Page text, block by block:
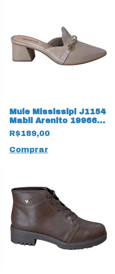
Mule Mississipi J1154
Mabli Arenito 19966
Bege
R$189,00
Comprar